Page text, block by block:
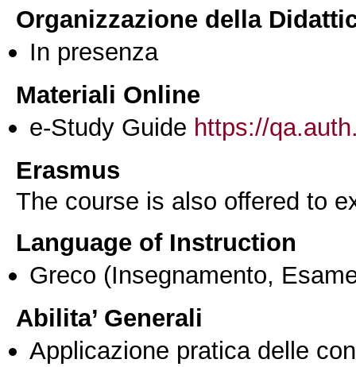
Organizzazione della
In presenza
Materiali Online
e-Study Guide https://
Erasmus
The course is also offered to
Language of Instruction
Greco (Insegnamento,
Abilita’ Generali
Applicazione pratica delle